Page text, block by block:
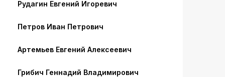
Рудагин Евгений Игоревич
Петров Иван Петрович
Артемьев Евгений Алексеевич
Грибич Геннадий Владимирович